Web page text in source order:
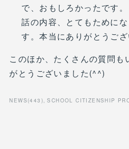
で、おもしろかったです
話の内容、とてもために
す。本当にありがとうござ
このほか、たくさんの質問も
がとうございました(^^)
NEWS (443 ) SCHOOL CITIZENSHIP